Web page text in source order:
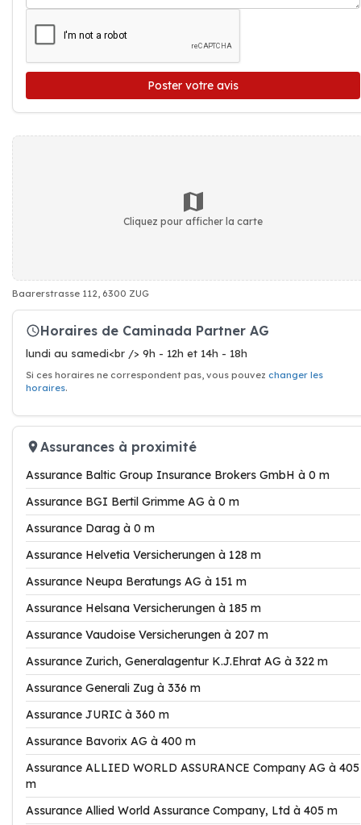
Poster votre avis
Cliquez pour afficher la carte
Baarerstrasse 112, 6300 ZUG
Horaires de Caminada Partner AG
lundi au samedi<br /> 9h - 12h et 14h - 18h
Si ces horaires ne correspondent pas, vous pouvez changer les
horaires.
Assurances à proximité
Assurance Baltic Group Insurance Brokers GmbH à 0 m
Assurance BGI Bertil Grimme AG à 0 m
Assurance Darag à 0 m
Assurance Helvetia Versicherungen à 128 m
Assurance Neupa Beratungs AG à 151 m
Assurance Helsana Versicherungen à 185 m
Assurance Vaudoise Versicherungen à 207 m
Assurance Zurich, Generalagentur K.J.Ehrat AG à 322 m
Assurance Generali Zug à 336 m
Assurance JURIC à 360 m
Assurance Bavorix AG à 400 m
Assurance ALLIED WORLD ASSURANCE Company AG à 405
m
Assurance Allied World Assurance Company, Ltd à 405 m